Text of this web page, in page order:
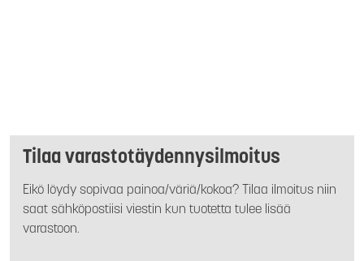
Tilaa varastotäydennysilmoitus
Eikö löydy sopivaa painoa/väriä/kokoa? Tilaa ilmoitus niin
saat sähköpostiisi viestin kun tuotetta tulee lisää
varastoon.